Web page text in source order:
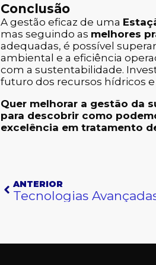
Conclusão
A gestão eficaz de uma
mas seguindo as melhores
adequadas, é possível
ambiental e a eficiência
com a sustentabilidade.
futuro dos recursos hídricos
Quer melhorar a gestão da
para descobrir como
excelência em tratamento
Anterior
ANTERIOR